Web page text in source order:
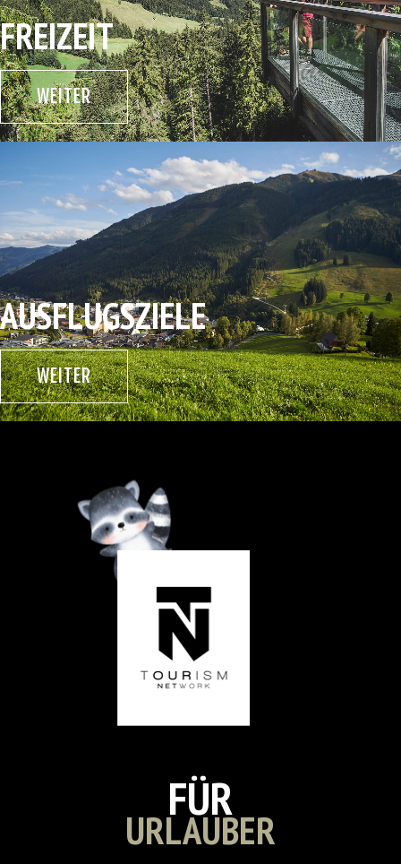
FREIZEIT
WEITER
AUSFLUGSZIELE
WEITER
FÜR
URLAUBER